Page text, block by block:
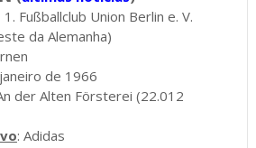
: 1. Fußballclub Union Berlin e. V.
da Alemanha)
de 1966
der Alten Försterei (22.012
: Adidas